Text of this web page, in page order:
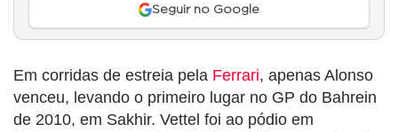
Seguir no Google
Em corridas de estreia pela Ferrari, apenas Alonso
venceu, levando o primeiro lugar no GP do Bahrein
de 2010, em Sakhir. Vettel foi ao pódio em